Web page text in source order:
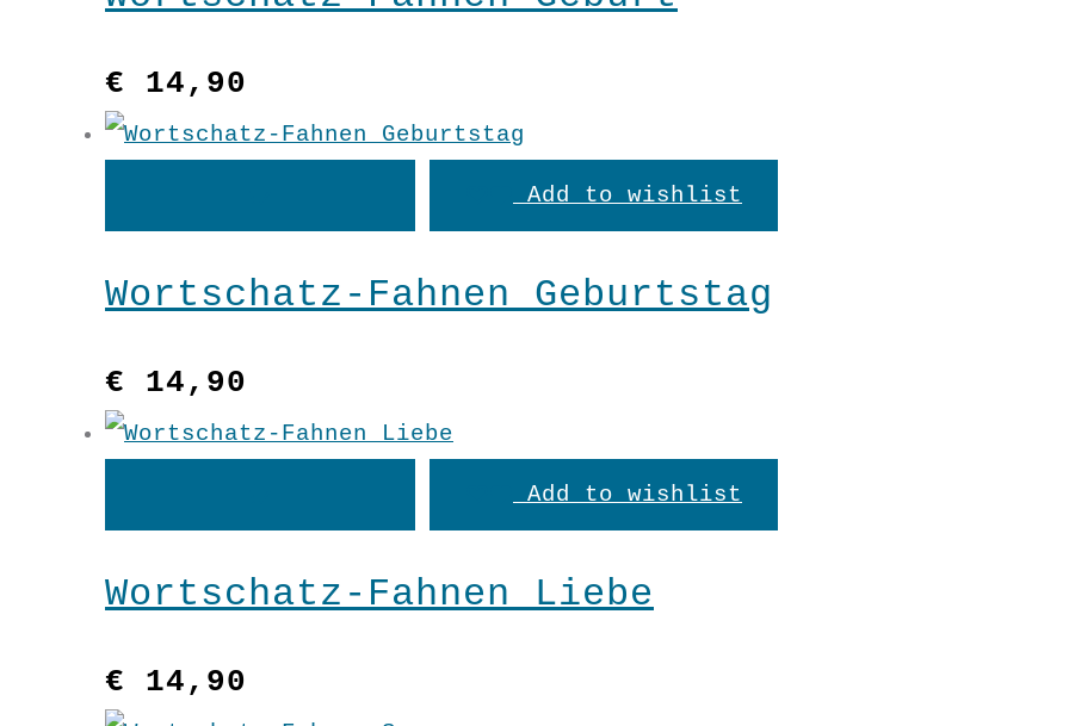
€ 14,90
Add to wishlist
Wortschatz-Fahnen Geburtstag
€ 14,90
Add to wishlist
Wortschatz-Fahnen Liebe
€ 14,90